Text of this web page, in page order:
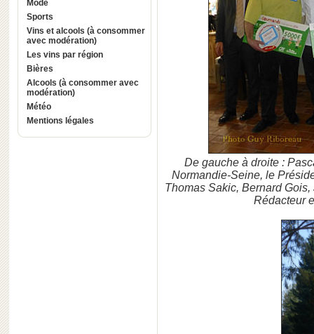
Mode
Sports
Vins et alcools (à consommer
avec modération)
Les vins par région
Bières
Alcools (à consommer avec
modération)
Météo
Mentions légales
De gauche à droite :
Normandie-Seine, le
Thomas Sakic, Bernard
Rédacteur